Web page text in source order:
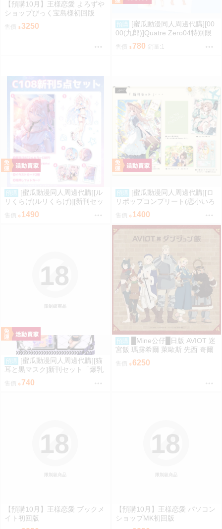
【預購10月】王様恋愛 よろずや
ショップびっく宝島様初回版
售價 3250 預購
[蜜瓜動漫同人周邊代購][00
00(九郎)]Quatre Zero04特別限
定版【メロン限定特典付】(同人
售價 780 銷量:1
預購
[蜜瓜動漫同人周邊代購][ル
リくらげ(ルリくらげ)][新刊セッ
ト]くらげびより in ラハイロイ
(同人誌)
1490
預購
[蜜瓜動漫同人周邊代購][ロ
リポップコンプリート(恋小いろ
り)]【新刊セット5点セット】My
Baby 6(同人誌)
1400
限制級商品
18
預購
[蜜瓜動漫同人周邊代購][猫
耳と黒マスク]新刊セット「爆乳
ギャルの幸奈ちゃんと警官コス
エッチ」(同人誌)
售價 740
預購
█Mine公仔█日版 AVIOT 迷
宮飯 瑪露希爾 萊歐斯 先西 奇爾
查克 法琳 耳機 聯名 TE-V1R-DJ
售價 6250
限制級商品
18
【預購10月】王様恋愛 ブックメ
イト初回版
限制級商品
18
【預購10月】王様恋愛 パソコン
ショップMK初回版